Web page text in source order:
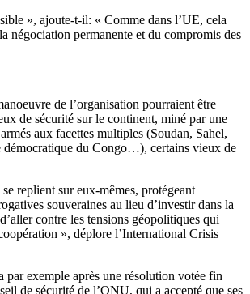
», ajoute-t-il: « Comme dans l’UE, cela
négociation permanente et du compromis des
de l’organisation pourraient être
de sécurité sur le continent, miné par une
aux facettes multiples (Soudan, Sahel,
démocratique du Congo…), certains vieux de
replient sur eux-mêmes, protégeant
souveraines au lieu d’investir dans la
contre les tensions géopolitiques qui
», déplore l’International Crisis
par exemple après une résolution votée fin
de sécurité de l’ONU, qui a accepté que ses